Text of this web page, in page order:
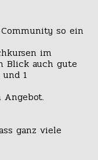
so ein
im
Blick auch gute
1
Angebot.
ganz viele